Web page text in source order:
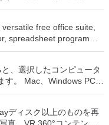
レベルのユーティリティ
/ pebuilder、CentOS、
、Gentoo、
LiveXP、Knoppix、
Registry Editor、
、Tails、Trinity
CD、Windows XP（SP2
Windows Vista、
コンピューターを所有して
ーターです。また、この
ューターのサポートも提
のすべての所有者は、
エミュレ
ラーを使用して、本物の
トできます。このアプリ
ムを直接実行することも、
て実行することもできま
」を保存できます。 無制
free office suite,
spreadsheet program
three programs you will
tasks. WPS
support for English,
and Polish
requires only a
as the paragraph
、選択したコンピュータ
。 Mac、Windows PC、
らでも。 VNC Viewerを
トップを表示したり、コ
のようにマウスとキーボ
ディスク以上のものを再